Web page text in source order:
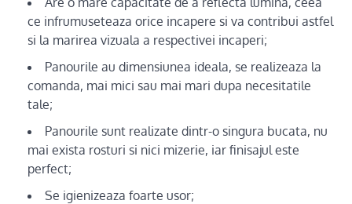
ce infrumuseteaza orice incapere si va contribui astfel
si la marirea vizuala a respectivei incaperi;
Panourile au dimensiunea ideala, se realizeaza la
comanda, mai mici sau mai mari dupa necesitatile
tale;
Panourile sunt realizate dintr-o singura bucata, nu
mai exista rosturi si nici mizerie, iar finisajul este
perfect;
Se igienizeaza foarte usor;